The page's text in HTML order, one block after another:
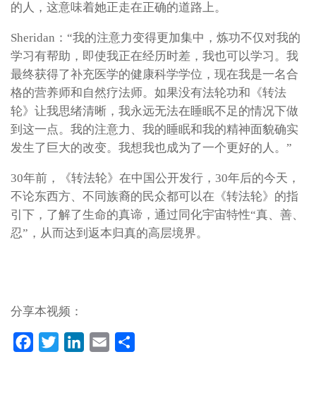
的人，这意味着她正走在正确的道路上。
Sheridan：“我的注意力变得更加集中，炼功不仅对我的
学习有帮助，即使我正在经历时差，我也可以学习。我
最终获得了补充医学的健康科学学位，现在我是一名合
格的营养师和自然疗法师。如果没有法轮功和《转法
轮》让我思绪清晰，我永远无法在睡眠不足的情况下做
到这一点。我的注意力、我的睡眠和我的精神面貌确实
发生了巨大的改变。我想我也成为了一个更好的人。”
30年前，《转法轮》在中国公开发行，30年后的今天，
不论东西方、不同族裔的民众都可以在《转法轮》的指
引下，了解了生命的真谛，通过同化宇宙特性“真、善、
忍”，从而达到返本归真的高层境界。
分享本视频：
Facebook
Twitter LinkedIn
Email